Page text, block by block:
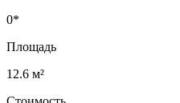
0*
Площадь
12.6 м²